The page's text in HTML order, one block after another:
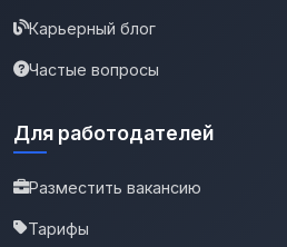
Карьерный блог
Частые вопросы
Для работодателей
Разместить вакансию
Тарифы